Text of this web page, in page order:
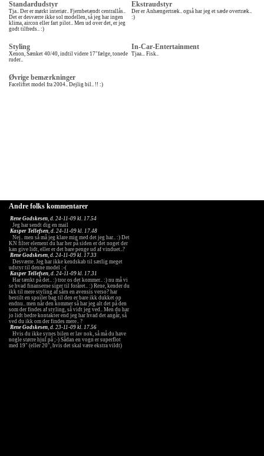
Standardudstyr
Tja.. Der er mørkt interiør.. Fjernbetændt centrallås..
Det er desværre ikke sol modellen, så jeg har ingen
klima, aircon eller fart pilot.. Men ud over det, er jeg
godt tilfreds.. :)
Ekstraudstyr
Der er Anhængertræk.. også har jeg et sæde overtræk..
:)
Styling
Xenon, Sænket 40/40, indtil videre 17"fælge, tonede
ruder..
In-Car-Entertainment
Tjaa... Fisk..
Øvrige bemærkninger
Faceliftet model fra 2004.. Dejlig bil.. !! :)
Andre folks kommentarer
Rene Godskesen, d. 24-11-09 kl. 17.54
Jeg har sendt dig en mail
Kasper Tellefsen, d. 24-11-09 kl. 17.48
Nej.. men så må jeg klare mig med det jeg har.. :) Det
KN filter element du har her på siden er det noget der
kan give lidt, eller er det bare penge ud af vinduet..?
Rene Godskesen, d. 24-11-09 kl. 17.33
Desværre. Jeg har ikke kendskab til særlig meget
udstyr til denne model :-(
Kasper Tellefsen, d. 24-11-09 kl. 17.31
Har tænkt på det.. :) tror os det kommer.. :) nu må vi
se hvad finanserne siger til foråret.. :) Rene, kender du
ikk til mere styling af sårn en avensis verso? har
bestilt en spoiler bag til den er bare ikk dukket op
endnu.. men når den kommer så har jeg alt det på den
som der findes af styling, så vidt jeg ved.. Men du har
jo lidt bedre kontakter end jeg har hvad det angår, så
ved du ikk om der findes mere.. ?
Rene Godskesen, d. 23-11-09 kl. 17.56
Hvis du ikke synes bilen er lav nok, så må du have
nogle større hjul på ;-) Sådan en vogn er superflot
med 19" (eller 20", hvis det skal være ekstra vildt)